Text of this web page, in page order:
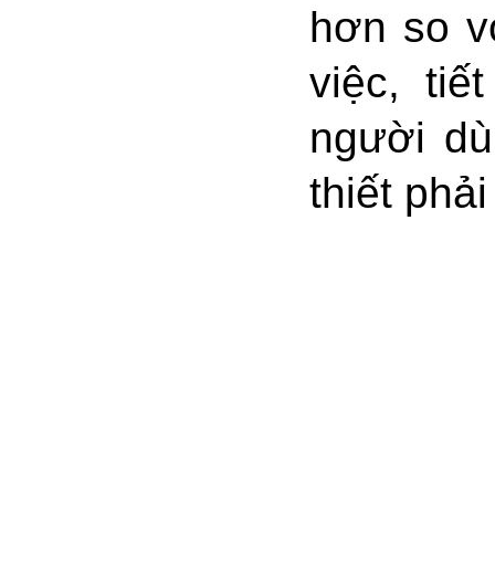
hơn so
việc,
người
thiết